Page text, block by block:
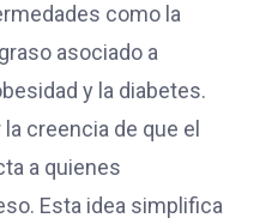
como la
asociado a
y la diabetes.
creencia de que el
a quienes
Esta idea simplifica